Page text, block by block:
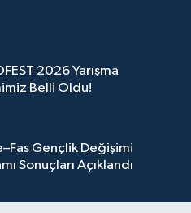
2026 Yarışma
Belli Oldu!
Gençlik Değişimi
Sonuçları Açıklandı